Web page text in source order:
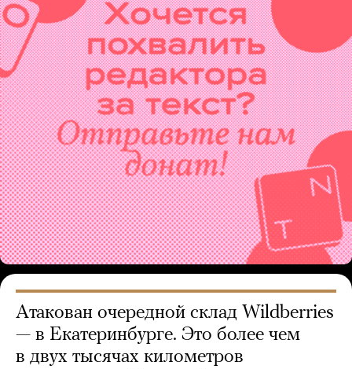
Атакован очередной склад Wildberries
— в Екатеринбурге. Это более чем
в двух тысячах километров